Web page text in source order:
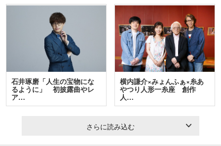
石井琢磨「人生の宝物にな
るように」 初披露曲やレ
ア…
横内謙介×みょんふぁ×糸あ
やつり人形一糸座 創作
人…
さらに読み込む